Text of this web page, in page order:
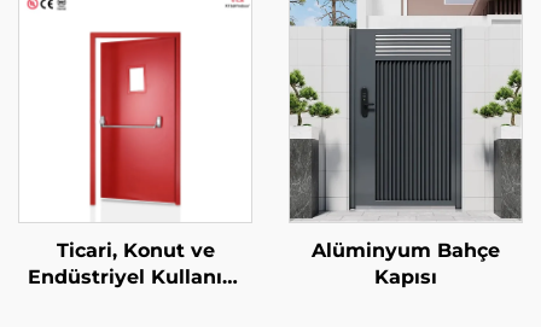
Avlu Kapısı, Balkon
Dış Mekân Cam
Sürgülü Kapılar
Ticari, Konut ve
Endüstriyel Kullanım
Alüminyum Bahçe
Kapısı